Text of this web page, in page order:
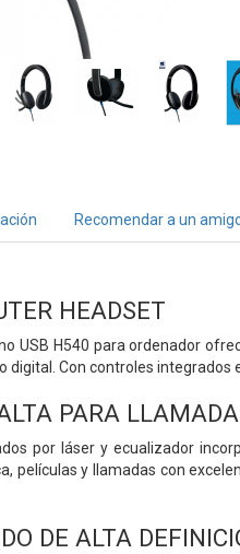
Recomendar a un
HEADSET
USB H540 para ordenador
digital. Con controles
PARA
por láser y ecualizador
películas y llamadas con
DE ALTA